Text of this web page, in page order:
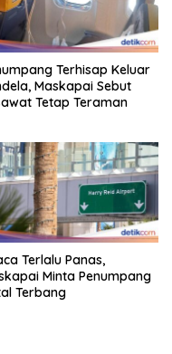
Terhisap Keluar
Maskapai Sebut
Tetap Teraman
Terlalu Panas,
Minta Penumpang
Terbang